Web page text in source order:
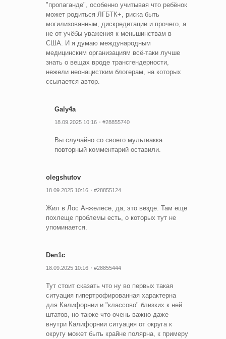
"пропаганде", особенно учитывая что ребёнок
может родиться ЛГБТК+, риска быть
могилизованным, дискредитации и прочего, а
не от учёбы уважения к меньшинствам в
США. И я думаю международным
медицинским организациям всё-таки лучше
знать о вещах вроде трансгендерности,
нежели неонацистким блогерам, на которых
ссылается автор.
Galy4a
18.09.2025 10:16 #28855740
Вы случайно со своего мультиакка
повторный комментарий оставили.
olegshutov
18.09.2025 10:16 #28855124
Жил в Лос Анжелесе, да, это везде. Там еще
похлеще проблемы есть, о которых тут не
упоминается.
Den1c
18.09.2025 10:16 #28855444
Тут стоит сказать что ну во первых такая
ситуация гипертрофированная характерна
для Калифорнии и "классово" близких к ней
штатов, но также что очень важно даже
внутри Калифорнии ситуация от округа к
округу может быть крайне полярна, к примеру